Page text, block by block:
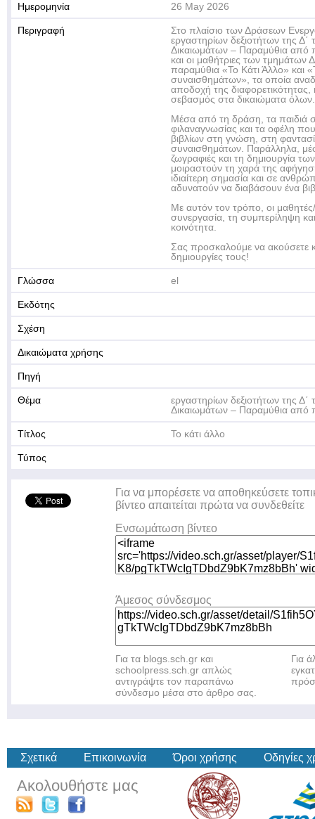
Ημερομηνία 26 May 2026
Περιγραφή
Στο πλαίσιο των Δράσεων
εργαστηρίων δεξιοτήτων της
Δικαιωμάτων – Παραμύθια από
και οι μαθήτριες των τμημάτων
παραμύθια «Το Κάτι Άλλο» και
συναισθημάτων», τα οποία
αποδοχή της
σεβασμός στα δικαιώματα όλων.
Μέσα από τη δράση, τα παιδιά
φιλαναγνωσίας και τα οφέλη
βιβλίων στη γνώση, στη
συναισθημάτων. Παράλληλα,
ζωγραφιές και τη δημιουργία
μοιραστούν τη χαρά της
ιδιαίτερη σημασία και σε
αδυνατούν να διαβάσουν ένα
Με αυτόν τον τρόπο, οι μαθητές/
συνεργασία, τη συμπερίληψη
κοινότητα.
Σας προσκαλούμε να ακούσετε
δημιουργίες τους!
Γλώσσα el
Εκδότης
Σχέση
Δικαιώματα χρήσης
Πηγή
Θέμα
εργαστηρίων δεξιοτήτων της
Δικαιωμάτων – Παραμύθια από
Τίτλος Το κάτι άλλο
Τύπος
Για να μπορέσετε να αποθηκεύσετε
βίντεο απαιτείται πρώτα να συνδεθείτε
Ενσωμάτωση βίντεο
Άμεσος σύνδεσμος
Για τα blogs.sch.gr και
schoolpress.sch.gr απλώς
αντιγράψτε τον παραπάνω
σύνδεσμο μέσα στο άρθρο σας.
Για
Σχετικά Επικοινωνία Όροι χρήσης Οδηγίες
Ακολουθήστε μας